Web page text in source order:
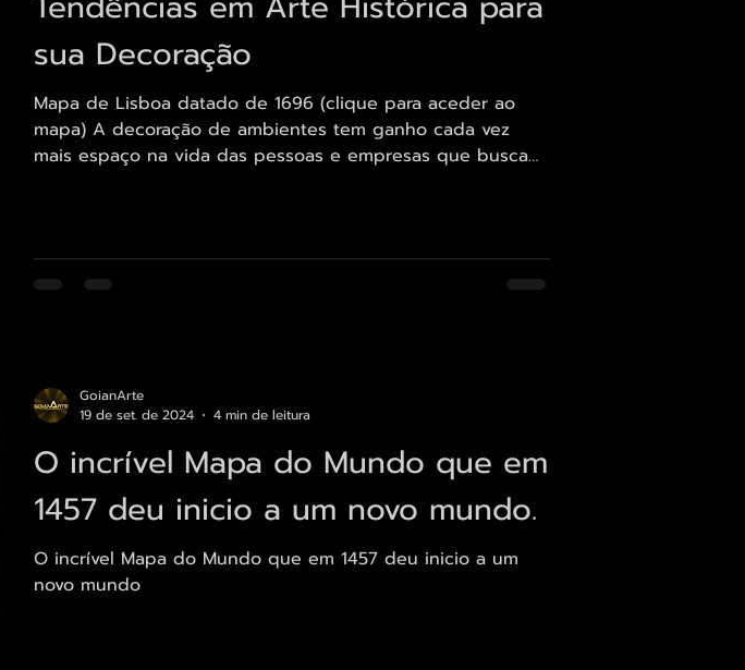
sua Decoração
Mapa de Lisboa datado de 1696 (clique para aceder ao
mapa) A decoração de ambientes tem ganho cada vez
mais espaço na vida das pessoas e empresas que buscam
charme e sofisticação a qualquer espaço. Um mapa antigo
detalhado transforma a atmosfera de um ambiente (clique
O incrível Mapa do Mundo que em
1457 deu inicio a um novo mundo.
O incrível Mapa do Mundo que em 1457 deu inicio a um
novo mundo
GoianArte
19 de set. de 2024
4 min de leitura